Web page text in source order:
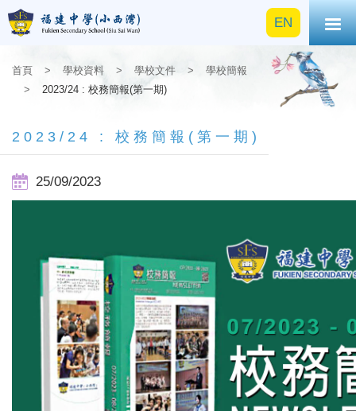
EN
首頁 > 學校資料 > 學校文件 >
學校簡報
>
2023/24 : 校務簡報(第一期)
2023/24 : 校務簡報(第一期)
25/09/2023